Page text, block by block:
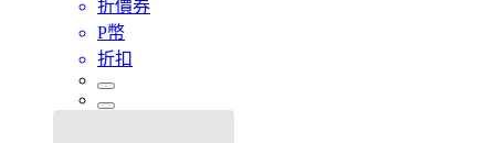
折價券
P幣
折扣